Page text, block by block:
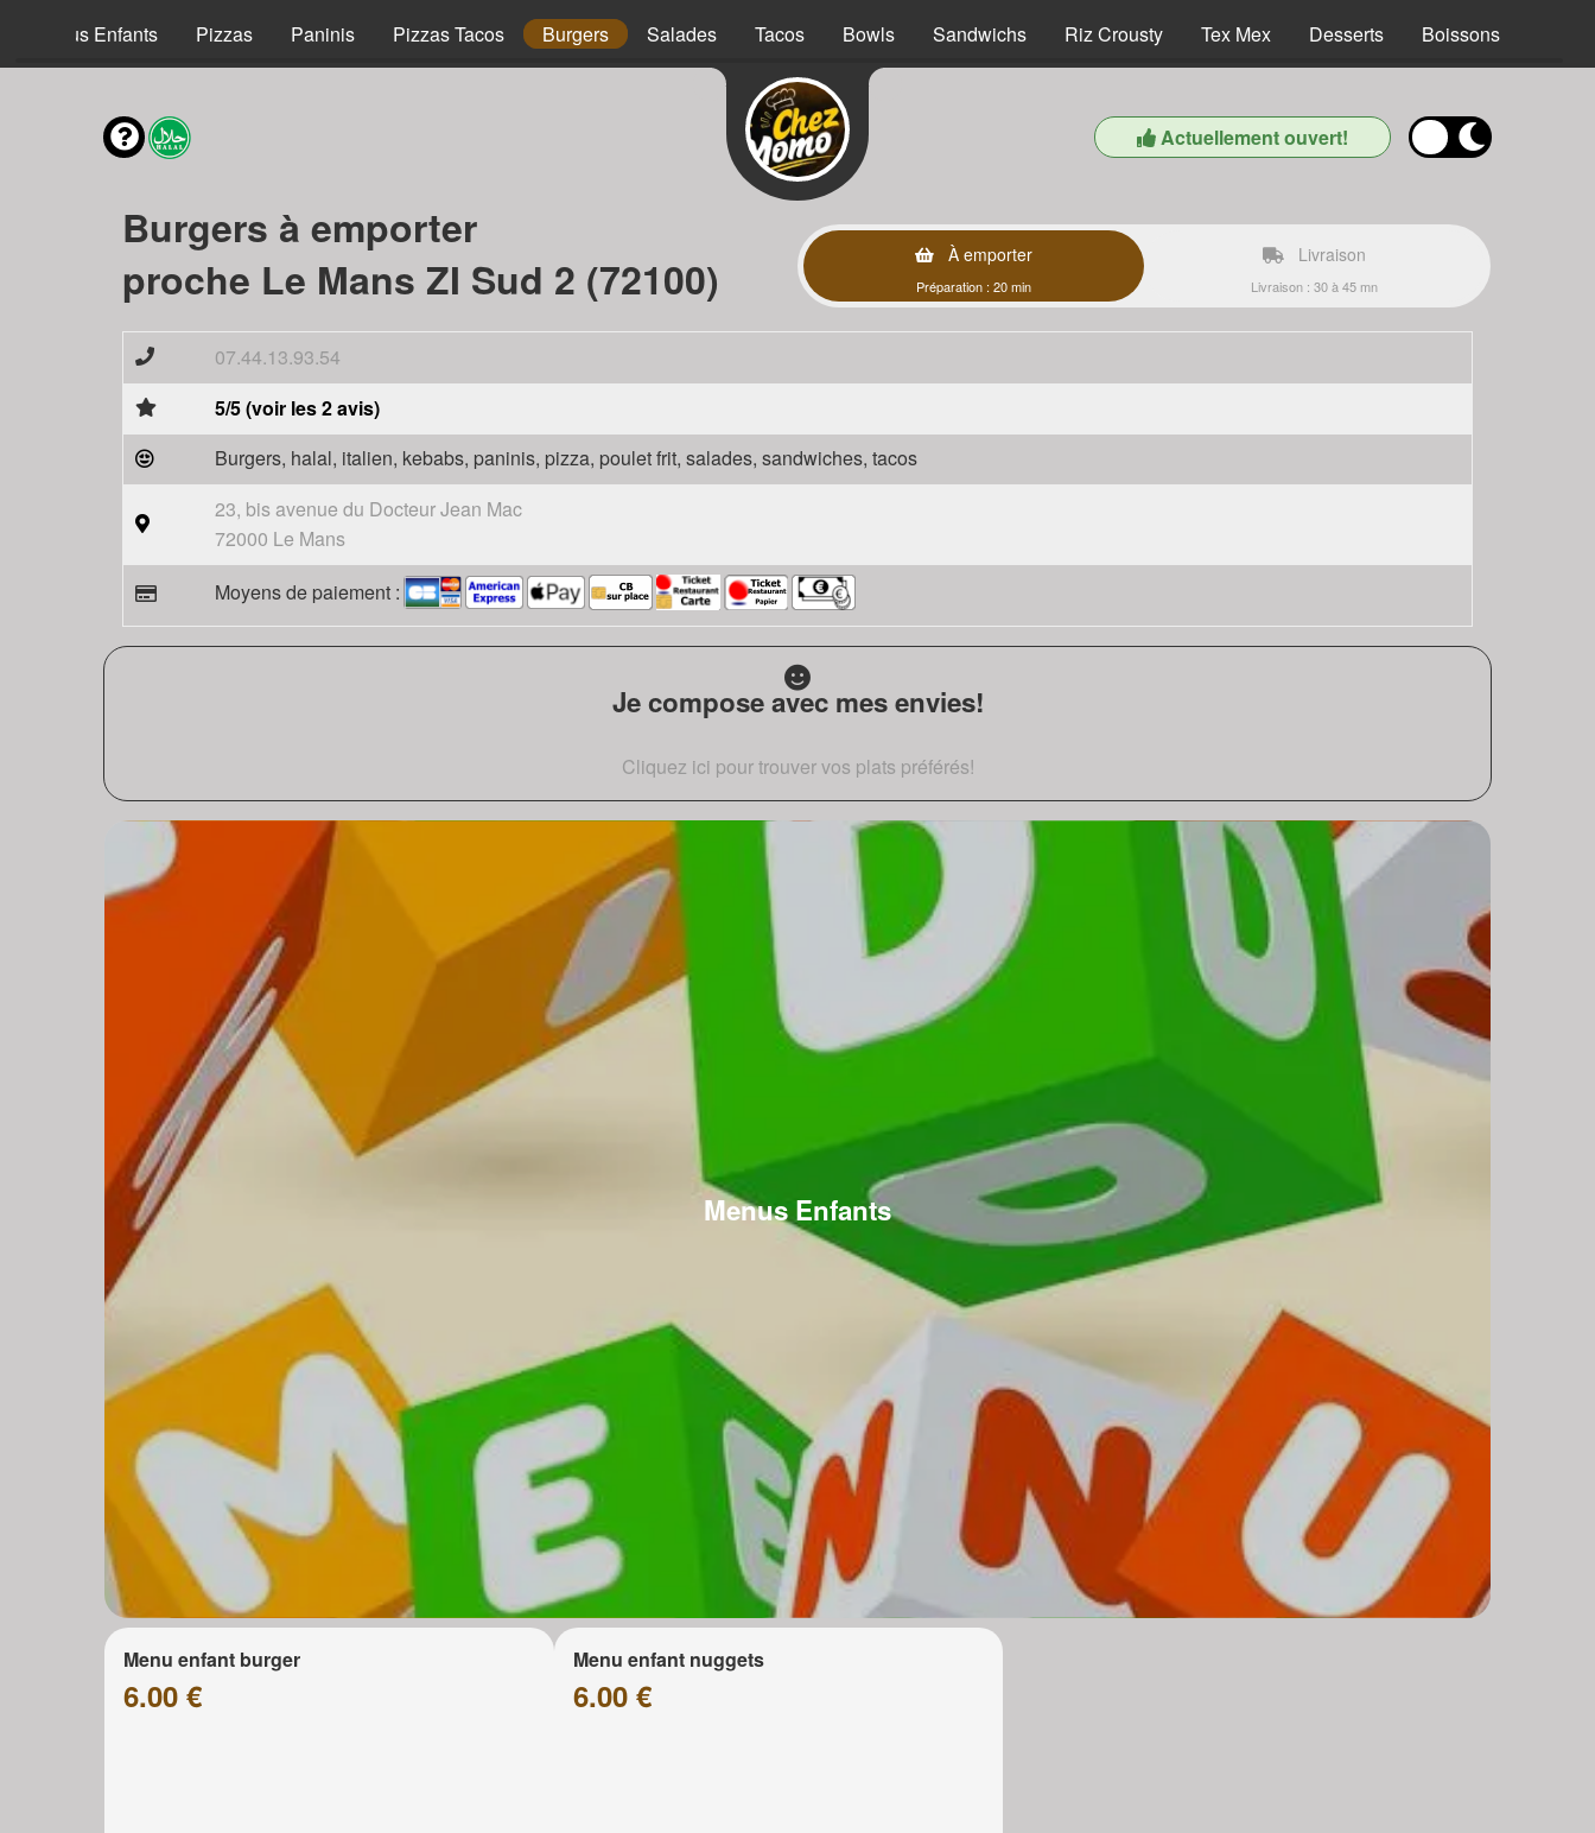
Menus Enfants Pizzas Paninis Pizzas Tacos Burgers Salades Tacos Bowls Sandwichs Riz Crousty Tex Mex Desserts Boissons
Actuellement ouvert!
Burgers à emporter
proche Le Mans ZI Sud 2 (72100)
À emporter
Préparation : 20 min
Livraison
Livraison : 30 à 45 mn
07.44.13.93.54
5/5 (voir les 2 avis)
Burgers, halal, italien, kebabs, paninis, pizza, poulet frit, salades, sandwiches, tacos
23, bis avenue du Docteur Jean Mac
72000 Le Mans
Moyens de paiement :
Je compose avec mes envies!
Cliquez ici pour trouver vos plats préférés!
Menus Enfants
Menu enfant burger
6.00 €
Menu enfant nuggets
6.00 €